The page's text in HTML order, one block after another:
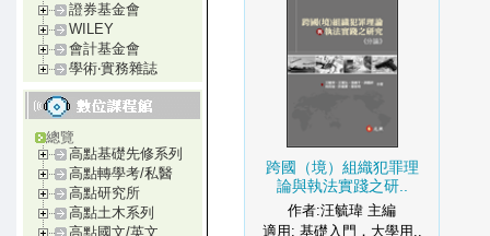
證券基金會
WILEY
會計基金會
學術‧實務雜誌
總覽
高點基礎先修系列
高點轉學考/私醫
高點研究所
高點土木系列
高點國文/英文
跨國（境）組織犯罪理
論與執法實踐之研..
作者:汪毓瑋 主編
適用: 基礎入門．大學用..